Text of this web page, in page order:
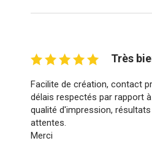
Très
Facilite de création, contact
délais respectés par rapport
qualité d'impression,
attentes.
Merci